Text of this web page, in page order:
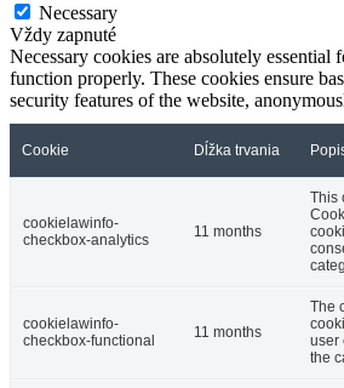
Necessary
Vždy zapnuté
Necessary cookies are absolutely essential
function properly. These cookies ensure
security features of the website,
Cookie Dĺžka trvania
cookielawinfo-
checkbox-analytics
11 months
This
cookielawinfo-
checkbox-functional
11 months
The
user
the